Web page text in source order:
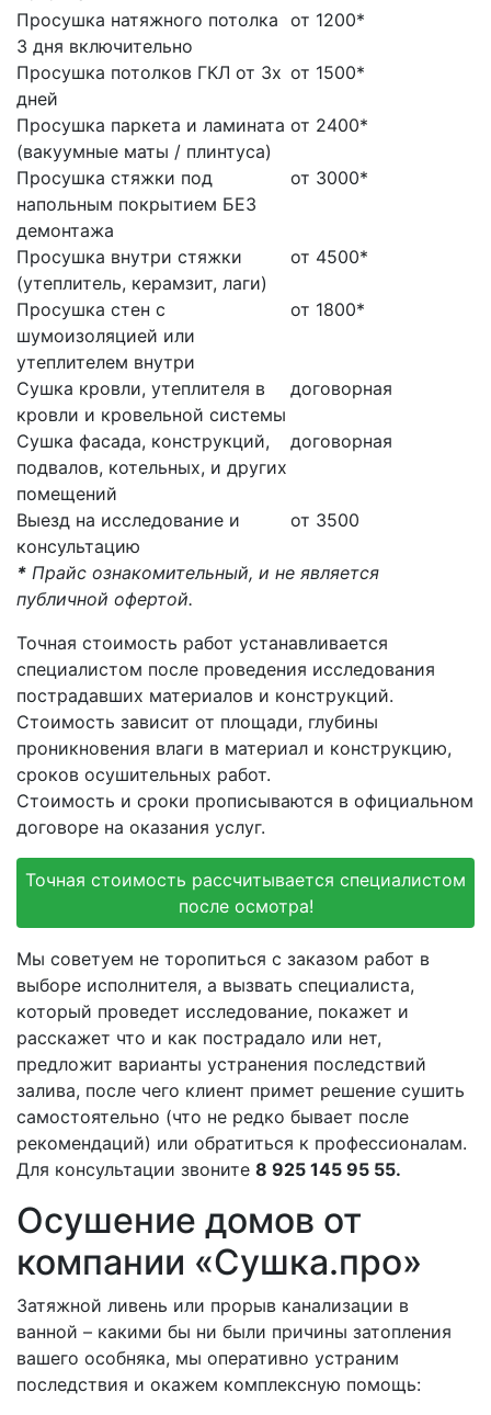
Просушка натяжного потолка
3 дня включительно
от 1200*
Просушка потолков ГКЛ от 3х
дней
от 1500*
Просушка паркета и ламината
(вакуумные маты / плинтуса)
от 2400*
Просушка стяжки под
напольным покрытием БЕЗ
демонтажа
от 3000*
Просушка внутри стяжки
(утеплитель, керамзит, лаги)
от 4500*
Просушка стен с
шумоизоляцией или
утеплителем внутри
от 1800*
Сушка кровли, утеплителя в
кровли и кровельной системы
договорная
Сушка фасада, конструкций,
подвалов, котельных, и других
помещений
договорная
Выезд на исследование и
консультацию
от 3500
* Прайс ознакомительный, и не является
публичной офертой.
Точная стоимость работ устанавливается
специалистом после проведения исследования
пострадавших материалов и конструкций.
Стоимость зависит от площади, глубины
проникновения влаги в материал и конструкцию,
сроков осушительных работ.
Стоимость и сроки прописываются в официальном
договоре на оказания услуг.
Точная стоимость рассчитывается специалистом
после осмотра!
Мы советуем не торопиться с заказом работ в
выборе исполнителя, а вызвать специалиста,
который проведет исследование, покажет и
расскажет что и как пострадало или нет,
предложит варианты устранения последствий
залива, после чего клиент примет решение сушить
самостоятельно (что не редко бывает после
рекомендаций) или обратиться к профессионалам.
Для консультации звоните 8 925 145 95 55.
Осушение домов от
компании «Сушка.про»
Затяжной ливень или прорыв канализации в
ванной – какими бы ни были причины затопления
вашего особняка, мы оперативно устраним
последствия и окажем комплексную помощь: